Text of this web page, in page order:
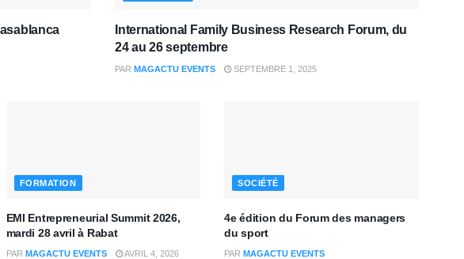
International Family Business Research Forum, du
24 au 26 septembre
PAR MAGACTU EVENTS SEPTEMBRE 1, 2025
FORMATION
EMI Entrepreneurial Summit 2026,
mardi 28 avril à Rabat
PAR MAGACTU EVENTS AVRIL 4, 2026
SOCIÉTÉ
4e édition du Forum des managers
du sport
PAR MAGACTU EVENTS